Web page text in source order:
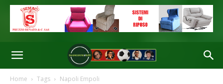
Home Tags Napoli Empoli